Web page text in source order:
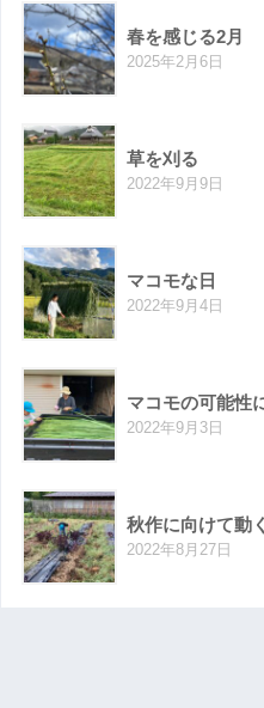
春を感じる2月
2025年2月6日
草を刈る
2022年9月9日
マコモな日
2022年9月4日
マコモの可能性
2022年9月3日
秋作に向けて動く
2022年8月27日